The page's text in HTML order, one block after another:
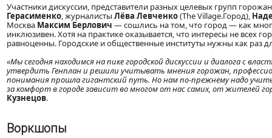
Участники дискуссии, представители разных целевых групп
Герасименко, журналисты Лёва Левченко(The Village.Город),
Москва Максим Берлович — сошлись на том, что город — как
инклюзивен. Хотя на практике оказывается, что интересы не всех
равноценны. Городские и общественные институты нужны как раз
«Мы сегодня находимся на пике городской дискуссии и диалога с
утвердить Генплан и решили учитывать мнения горожан,
понимания прошла гигантский путь. Но нам по-прежнему надо
за комфорт в городе зависит во многом от нас самих, от жителей
Кузнецов.
Воркшопы